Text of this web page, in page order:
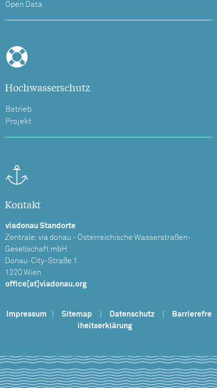
Open Data
Hochwasserschutz
Betrieb
Projekt
Kontakt
viadonau Standorte
Zentrale: via donau - Österreichische Wasserstraßen-
Gesellschaft mbH
Donau-City-Straße 1
1220 Wien
office[at]viadonau.org
Impressum Sitemap Datenschutz
Barrierefre
iheitserklärung